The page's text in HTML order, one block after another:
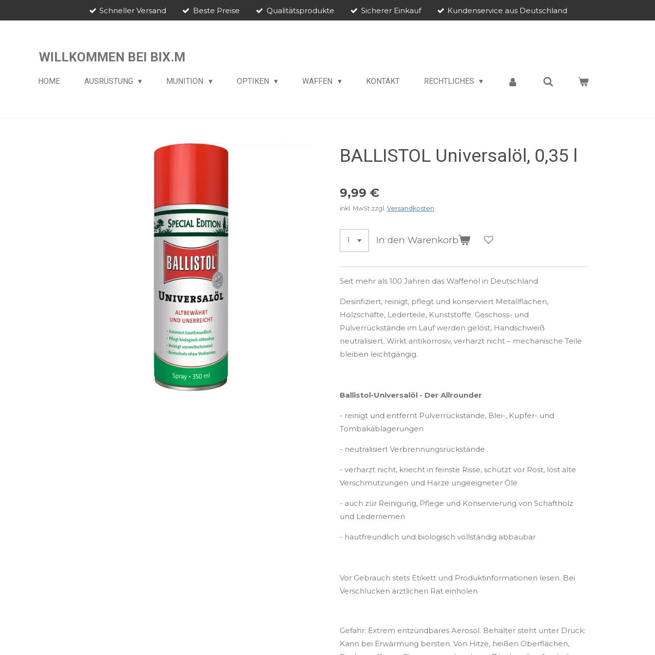
Schneller Versand Beste Preise Qualitätsprodukte Sicherer Einkauf Kundenservice aus Deutschland
WILLKOMMEN BEI BIX.M
HOME AUSRÜSTUNG MUNITION OPTIKEN WAFFEN KONTAKT RECHTLICHES
BALLISTOL Universalöl, 0,35 l
9,99 €
inkl. MwSt zzgl. Versandkosten
In den Warenkorb
Seit mehr als 100 Jahren das Waffenöl in Deutschland.
Desinfiziert, reinigt, pflegt und konserviert Metallflächen,
Holzschäfte, Lederteile, Kunststoffe. Geschoss- und
Pulverrückstände im Lauf werden gelöst, Handschweiß
neutralisiert. Wirkt antikorrosiv, verharzt nicht – mechanische Teile
bleiben leichtgängig.
Ballistol-Universalöl - Der Allrounder
- reinigt und entfernt Pulverrückstände, Blei-, Kupfer- und
Tombakablagerungen
- neutralisiert Verbrennungsrückstände
- verharzt nicht, kriecht in feinste Risse, schützt vor Rost, löst alte
Verschmutzungen und Harze ungeeigneter Öle
- auch zur Reinigung, Pflege und Konservierung von Schaftholz
und Lederriemen
- hautfreundlich und biologisch vollständig abbaubar
Vor Gebrauch stets Etikett und Produktinformationen lesen. Bei
Verschlucken ärztlichen Rat einholen.
Gefahr: Extrem entzündbares Aerosol. Behälter steht unter Druck:
Kann bei Erwärmung bersten. Von Hitze, heißen Oberflächen,